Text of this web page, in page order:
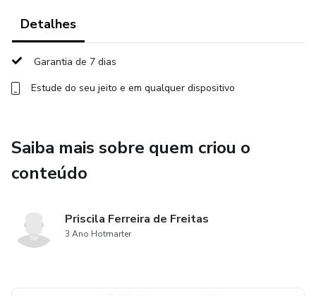
Detalhes
Garantia de 7 dias
Estude do seu jeito e em qualquer dispositivo
Saiba mais sobre quem criou o
conteúdo
Priscila Ferreira de Freitas
3 Ano Hotmarter